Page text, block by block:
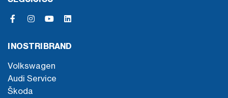
I NOSTRI BRAND
Volkswagen
Audi Service
Škoda